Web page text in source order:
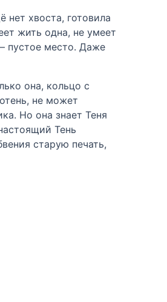
хвоста, готовила
жить одна, не умеет
пустое место. Даже
она, кольцо с
не может
Но она знает Теня
Тень
старую печать,